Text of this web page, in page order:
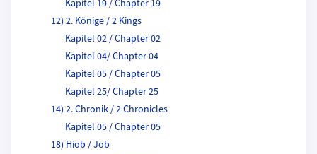
Kapitel 19 / Chapter 19
12) 2. Könige / 2 Kings
Kapitel 02 / Chapter 02
Kapitel 04/ Chapter 04
Kapitel 05 / Chapter 05
Kapitel 25/ Chapter 25
14) 2. Chronik / 2 Chronicles
Kapitel 05 / Chapter 05
18) Hiob / Job